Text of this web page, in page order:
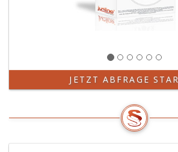
JETZT ABFRAGE